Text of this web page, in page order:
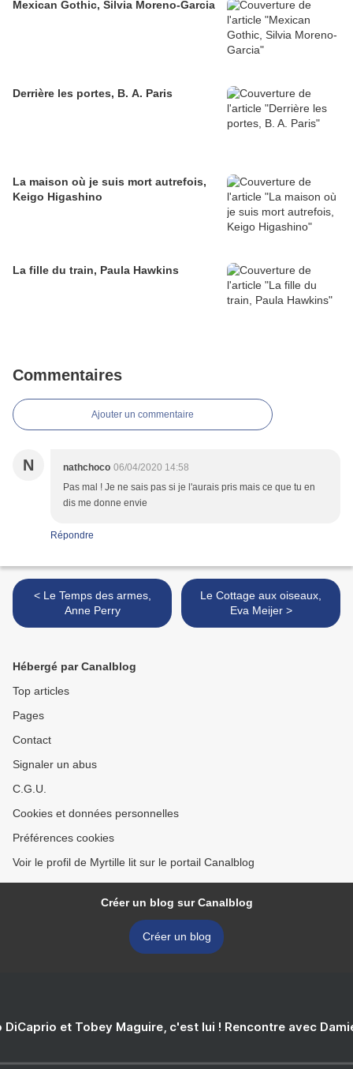
Mexican Gothic, Silvia Moreno-Garcia
Derrière les portes, B. A. Paris
La maison où je suis mort autrefois,
Keigo Higashino
La fille du train, Paula Hawkins
Commentaires
Ajouter un commentaire
N nathchoco 06/04/2020 14:58
Pas mal ! Je ne sais pas si je l'aurais pris mais ce que tu en
dis me donne envie
Répondre
< Le Temps des armes,
Anne Perry
Le Cottage aux oiseaux,
Eva Meijer >
Hébergé par Canalblog
Top articles
Pages
Contact
Signaler un abus
C.G.U.
Cookies et données personnelles
Préférences cookies
Voir le profil de Myrtille lit sur le portail Canalblog
Créer un blog sur Canalblog
Créer un blog
DiCaprio et Tobey Maguire, c'est lui ! Rencontre avec